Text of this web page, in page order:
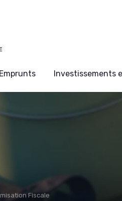
Investissements
Fiscale